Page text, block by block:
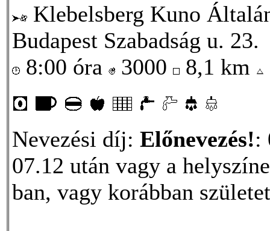
Klebelsberg Kuno
Budapest Szabadság u. 23.
8:00 óra
3000 8,1 km
Nevezési díj: Előnevezés!:
07.12 után vagy a
ban, vagy korábban